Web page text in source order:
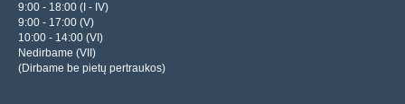
9:00 - 18:00 (I - IV)
9:00 - 17:00 (V)
10:00 - 14:00 (VI)
Nedirbame (VII)
(Dirbame be pietų pertraukos)